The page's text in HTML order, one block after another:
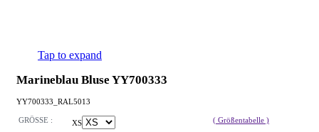
Tap to expand
Marineblau Bluse YY700333
YY700333_RAL5013
GRÖSSE : XS
( Größentabelle )